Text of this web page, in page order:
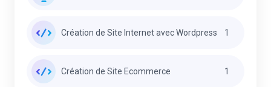
Création de Site Internet avec Wordpress 1
Création de Site Ecommerce 1